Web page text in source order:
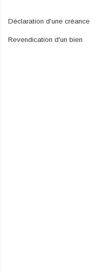
Déclaration d'une créance
Revendication d'un bien